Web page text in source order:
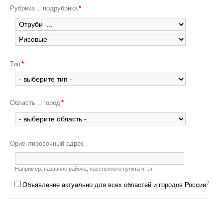
Рубрика .. подрубрика*
Тип *
Область .. город*
Ориентировочный адрес
Например: название района, населенного пункта и т.п.
Объявление актуально для всех областей и городов России?